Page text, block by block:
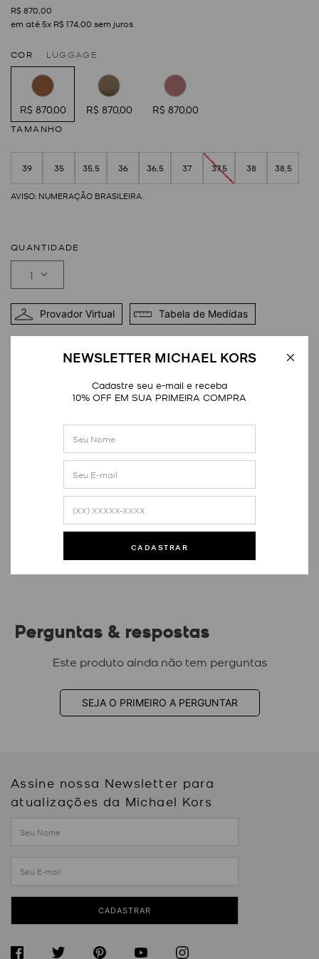
NEWSLETTER MICHAEL KORS
Cadastre seu e-mail e receba
10% OFF EM SUA PRIMEIRA COMPRA
CADASTRAR
R$ 870 00
em até 5x R$ 17400 sem juros
COR LUGGAGE
R$ 870,00 R$ 870,00 R$ 870,00
TAMANHO
39 35 35,5 36 36,5 37 37,5 38 38,5
QUANTIDADE
1
Provador Virtual Tabela de Medidas
Avaliações
SEJA O PRIMEIRO A AVALIAR
Perguntas & respostas
Este produto ainda não tem perguntas
SEJA O PRIMEIRO A PERGUNTAR
Assine nossa Newsletter para
atualizações da Michael Kors
CADASTRAR